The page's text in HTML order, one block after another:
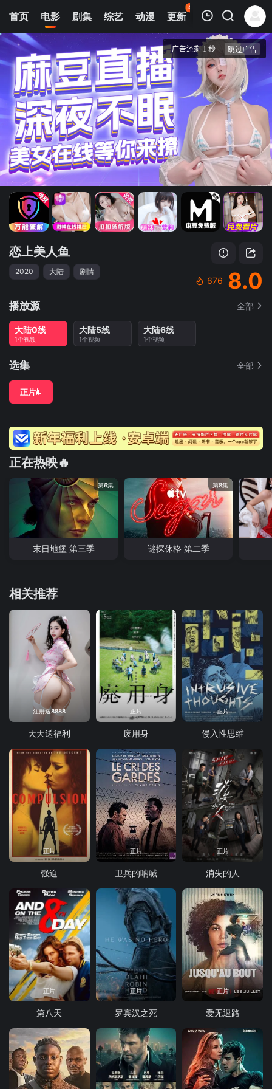
首页 电影 剧集 综艺 动漫 更新
48
热榜 APP
我的观影记录
正片
恋上美人鱼
清空
恋上美人鱼
2020 大陆 剧情
676 8.0
播放源 全部
大陆0线
1个视频
大陆5线
1个视频
大陆6线
1个视频
选集 全部
正片
正在热映🔥
第6集
末日地堡 第三季
第8集
谜探休格 第二季
相关推荐
注册送8888
天天送福利
正片
废用身
正片
侵入性思维
正片
强迫
正片
卫兵的呐喊
正片
消失的人
正片
第八天
正片
罗宾汉之死
正片
爱无退路